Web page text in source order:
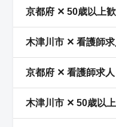
京都府 ✕ 50歳以上
木津川市 ✕ 看護師求
京都府 ✕ 看護師求人
木津川市 ✕ 50歳以